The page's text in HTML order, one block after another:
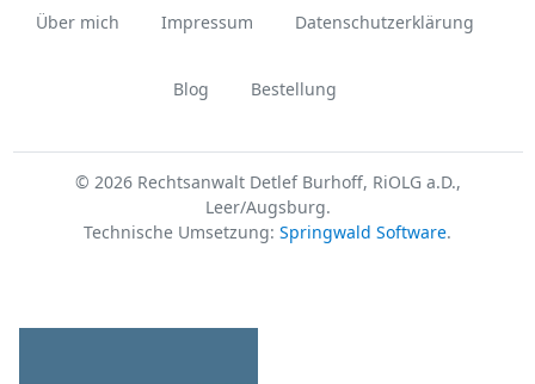
Über mich Impressum Datenschutzerklärung
Blog Bestellung
© 2026 Rechtsanwalt Detlef Burhoff, RiOLG a.D.,
Leer/Augsburg.
Technische Umsetzung: Springwald Software.